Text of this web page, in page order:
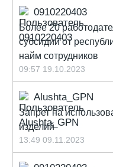
0910220403
Более 20
субсидии от
найм сотрудников
09:57 19.10.2023
Alushta_GPN
Запрет на
изделий
13:49 09.11.2023